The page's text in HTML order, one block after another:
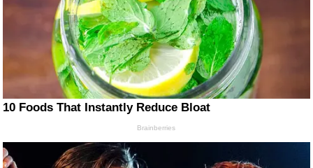
10 Foods That Instantly Reduce Bloat
Brainberries